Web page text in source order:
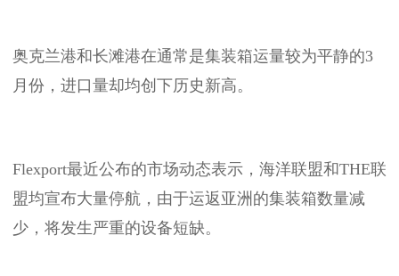
奥克兰港和长滩港在通常是集装箱运量较为平静的3
月份，进口量却均创下历史新高。
Flexport最近公布的市场动态表示，海洋联盟和THE联
盟均宣布大量停航，由于运返亚洲的集装箱数量减
少，将发生严重的设备短缺。